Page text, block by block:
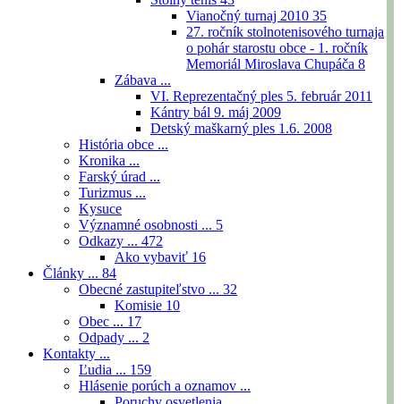
Vianočný turnaj 2010 35
27. ročník stolnotenisového turnaja
o pohár starostu obce - 1. ročník
Memoriál Miroslava Chupáča 8
Zábava ...
VI. Reprezentačný ples 5. február 2011
Kántry bál 9. máj 2009
Detský maškarný ples 1.6. 2008
História obce ...
Kronika ...
Farský úrad ...
Turizmus ...
Kysuce
Významné osobnosti ... 5
Odkazy ... 472
Ako vybaviť 16
Články ... 84
Obecné zastupiteľstvo ... 32
Komisie 10
Obec ... 17
Odpady ... 2
Kontakty ...
Ľudia ... 159
Hlásenie porúch a oznamov ...